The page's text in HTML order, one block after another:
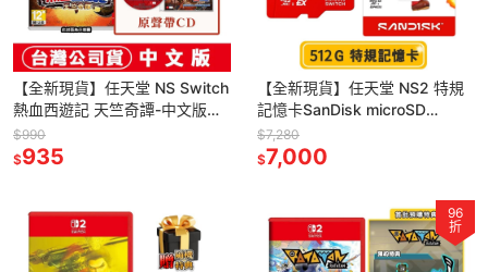
【全新現貨】任天堂 NS Switch
熱血西遊記 天竺奇譚-中文版
[夢遊館]
$990
$935
【全新現貨】任天堂 NS2 特規
記憶卡SanDisk microSD
Express 512G[夢遊館]
$7,280
$7,000
96
折